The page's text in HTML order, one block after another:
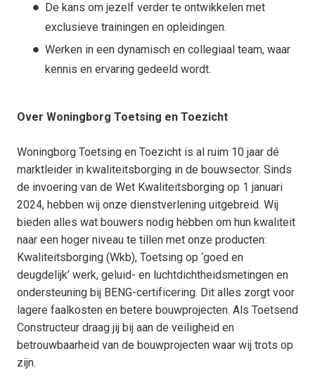
De kans om jezelf verder te ontwikkelen met
exclusieve trainingen en opleidingen.
Werken in een dynamisch en collegiaal team, waar
kennis en ervaring gedeeld wordt.
Over Woningborg Toetsing en Toezicht
Woningborg Toetsing en Toezicht is al ruim 10 jaar dé
marktleider in kwaliteitsborging in de bouwsector. Sinds
de invoering van de Wet Kwaliteitsborging op 1 januari
2024, hebben wij onze dienstverlening uitgebreid. Wij
bieden alles wat bouwers nodig hebben om hun kwaliteit
naar een hoger niveau te tillen met onze producten:
Kwaliteitsborging (Wkb), Toetsing op ‘goed en
deugdelijk’ werk, geluid- en luchtdichtheidsmetingen en
ondersteuning bij BENG-certificering. Dit alles zorgt voor
lagere faalkosten en betere bouwprojecten. Als Toetsend
Constructeur draag jij bij aan de veiligheid en
betrouwbaarheid van de bouwprojecten waar wij trots op
zijn.